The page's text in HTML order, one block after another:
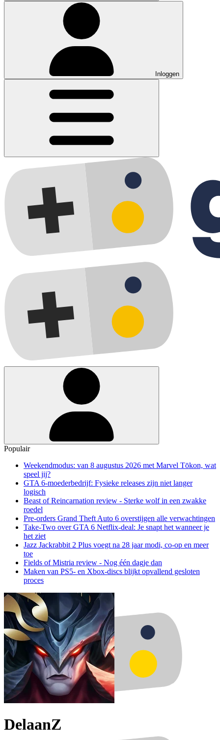
Inloggen
Populair
Weekendmodus: van 8 augustus 2026 met Marvel Tōkon, wat
speel jij?
GTA 6-moederbedrijf: Fysieke releases zijn niet langer
logisch
Beast of Reincarnation review - Sterke wolf in een zwakke
roedel
Pre-orders Grand Theft Auto 6 overstijgen alle verwachtingen
Take-Two over GTA 6 Netflix-deal: Je snapt het wanneer je
het ziet
Jazz Jackrabbit 2 Plus voegt na 28 jaar modi, co-op en meer
toe
Fields of Mistria review - Nog één dagje dan
Maken van PS5- en Xbox-discs blijkt opvallend gesloten
proces
DelaanZ